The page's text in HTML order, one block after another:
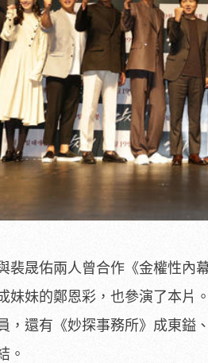
裴晟佑兩人曾合作《金權性內
妹妹的鄭恩彩，也參演了本片
，還有《妙探事務所》成東鎰
。